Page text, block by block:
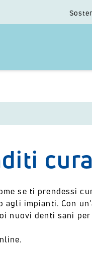
se ti prendessi
agli impianti. Con
nuovi denti sani